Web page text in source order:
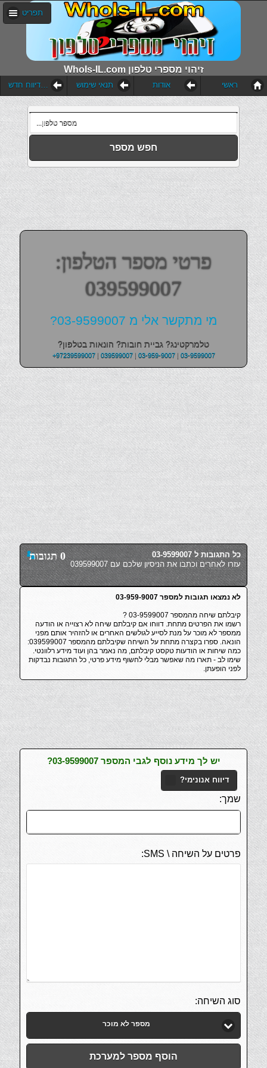
WhoIs-IL.com זיהוי מספרי טלפון
תפריט
הוסף דיווח חדש תנאי שימוש אודות ראשי
חפש מספר
פרטי מספר הטלפון:
039599007
מי מתקשר אלי מ 03-9599007?
טלמרקטינג? גביית חובות? הונאות בטלפון?
+97239599007| 039599007| 03-959-9007| 03-9599007
0 תגובות
כל התגובות ל 03-9599007
עזרו לאחרים וכתבו את הניסיון שלכם עם 039599007
לא נמצאו תגובות למספר 03-959-9007
קיבלתם שיחה מהמספר 03-9599007 ?
רשמו את הפרטים מתחת. דווחו אם קיבלתם שיחה לא רצוייה או הודעה
ממספר לא מוכר על מנת לסייע לגולשים האחרים או להזהיר אותם מפני
הונאה. ספרו בקצרה מתחת על השיחה שקיבלתם מהמספר 039599007:
כמה שיחות או הודעות טקסט קיבלתם, מה נאמר בהן ועוד מידע רלוונטי.
שימו לב - תארו מה שאפשר מבלי לחשוף מידע פרטי, כל התגובות נבדקות
לפני הופעתן.
יש לך מידע נוסף לגבי המספר 03-9599007?
דיווח אנונימי?
שמך:
פרטים על השיחה \ SMS:
סוג השיחה:
מספר לא מוכר
הוסף מספר למערכת